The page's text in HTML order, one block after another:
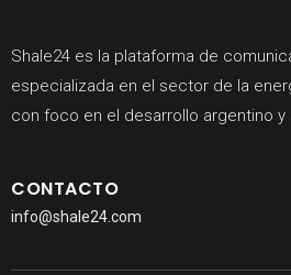
Shale24 es la plataforma de
especializada en el sector de la
con foco en el desarrollo argentino y
CONTACTO
info@shale24.com